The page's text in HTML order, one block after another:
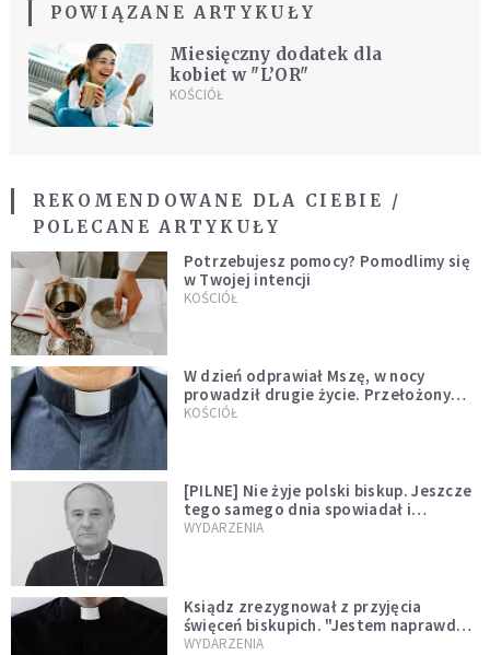
POWIĄZANE ARTYKUŁY
Miesięczny dodatek dla
kobiet w "L’OR"
KOŚCIÓŁ
REKOMENDOWANE DLA CIEBIE /
POLECANE ARTYKUŁY
Potrzebujesz pomocy? Pomodlimy się
w Twojej intencji
KOŚCIÓŁ
W dzień odprawiał Mszę, w nocy
prowadził drugie życie. Przełożony
kazał mu opuścić zakon
KOŚCIÓŁ
[PILNE] Nie żyje polski biskup. Jeszcze
tego samego dnia spowiadał i
sprawował Mszę świętą
WYDARZENIA
Ksiądz zrezygnował z przyjęcia
święceń biskupich. "Jestem naprawdę
niegodny"
WYDARZENIA